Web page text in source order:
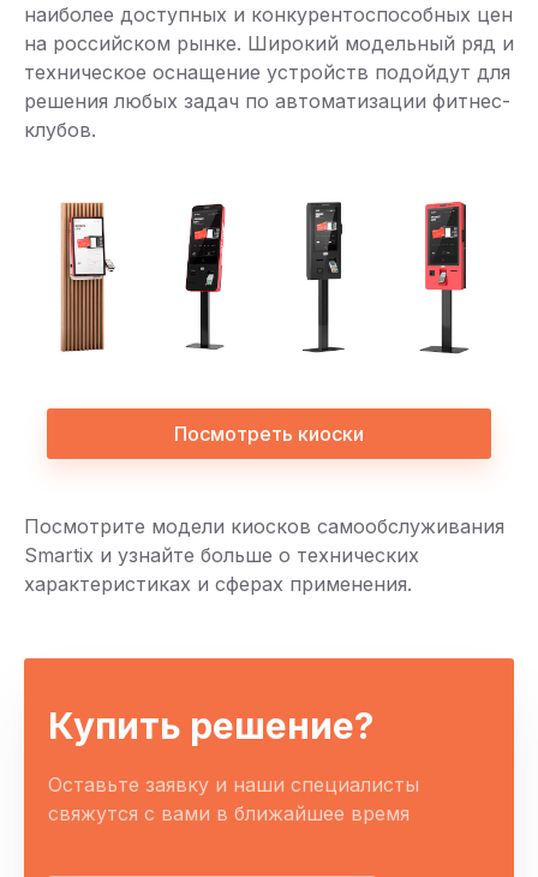
наиболее доступных и конкурентоспособных цен
на российском рынке. Широкий модельный ряд и
техническое оснащение устройств подойдут для
решения любых задач по автоматизации фитнес-
клубов.
Посмотреть киоски
Посмотрите модели киосков самообслуживания
Smartix и узнайте больше о технических
характеристиках и сферах применения.
Купить решение?
Оставьте заявку и наши специалисты
свяжутся с вами в ближайшее время